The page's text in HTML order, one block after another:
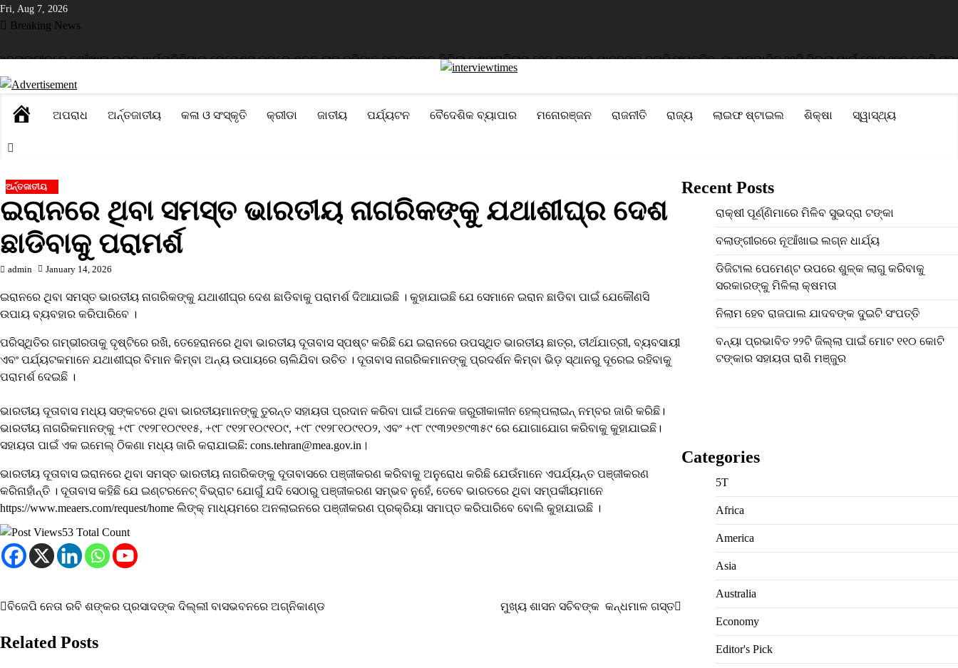
Skip
to
Fri, Aug 7, 2026
Breaking News
ନୂଆଁଖାଇ ଲଗ୍ନ ଧାର୍ଯ୍ୟଡିଜିଟାଲ ପେମେଣ୍ଟ ଉପରେ ଶୁଳ୍କ ଲାଗୁ କରିବାକୁ ସରକାରଙ୍କୁ ମିଳିଲା କ୍ଷମତାନିଲାମ ହେବ ରାଜପାଲ ଯାଦବଙ୍କ ଦୁଇଟି ସଂପତ୍ତିବନ୍ୟା ପ୍ରଭାବିତ ୨୨ଟି ଜିଲ୍ଲା ପାଇଁ ମୋଟ ୧୧୦ କୋଟି ଟଙ୍କାର
HOMEଅପରାଧ ଅର୍ନ୍ତଜାତୀୟ କଳା ଓ ସଂସ୍କୃତି କ୍ରୀଡା ଜାତୀୟ ପର୍ଯ୍ୟଟନ ବୈଦେଶିକ ବ୍ୟାପାର ମନୋରଞ୍ଜନ ରାଜନୀତି ରାଜ୍ୟ ଲାଇଫ ଷ୍ଟାଇଲ ଶିକ୍ଷା ସ୍ୱାସ୍ଥ୍ୟ
ଅର୍ନ୍ତଜାତୀୟ
ଇରାନରେ ଥିବା ସମସ୍ତ ଭାରତୀୟ ନାଗରିକଙ୍କୁ ଯଥାଶୀଘ୍ର ଦେଶ
ଛାଡିବାକୁ ପରାମର୍ଶ
admin January 14, 2026
ଇରାନରେ ଥିବା ସମସ୍ତ ଭାରତୀୟ ନାଗରିକଙ୍କୁ ଯଥାଶୀଘ୍ର ଦେଶ ଛାଡିବାକୁ ପରାମର୍ଶ ଦିଆଯାଇଛି । କୁହାଯାଇଛି ଯେ ସେମାନେ ଇରାନ ଛାଡିବା ପାଇଁ ଯେକୌଣସି
ଉପାୟ ବ୍ୟବହାର କରିପାରିବେ ।
ପରିସ୍ଥିତିର ଗମ୍ଭୀରତାକୁ ଦୃଷ୍ଟିରେ ରଖି, ତେହେରାନରେ ଥିବା ଭାରତୀୟ ଦୂତାବାସ ସ୍ପଷ୍ଟ କରିଛି ଯେ ଇରାନରେ ଉପସ୍ଥିତ ଭାରତୀୟ ଛାତ୍ର, ତୀର୍ଥଯାତ୍ରୀ, ବ୍ୟବସାୟୀ
ଏବଂ ପର୍ଯ୍ୟଟକମାନେ ଯଥାଶୀଘ୍ର ବିମାନ କିମ୍ବା ଅନ୍ୟ ଉପାୟରେ ଚାଲିଯିବା ଉଚିତ । ଦୂତାବାସ ନାଗରିକମାନଙ୍କୁ ପ୍ରଦର୍ଶନ କିମ୍ବା ଭିଡ଼ ସ୍ଥାନରୁ ଦୂରେଇ ରହିବାକୁ
ପରାମର୍ଶ ଦେଇଛି ।
ଭାରତୀୟ ଦୂତାବାସ ମଧ୍ୟ ସଙ୍କଟରେ ଥିବା ଭାରତୀୟମାନଙ୍କୁ ତୁରନ୍ତ ସହାୟତା ପ୍ରଦାନ କରିବା ପାଇଁ ଅନେକ ଜରୁରୀକାଳୀନ ହେଲ୍ପଲାଇନ୍ ନମ୍ବର ଜାରି କରିଛି।
ଭାରତୀୟ ନାଗରିକମାନଙ୍କୁ +୯୮ ୯୧୨୮୧୦୯୧୧୫, +୯୮ ୯୧୨୮୧୦୯୧୦୯, +୯୮ ୯୧୨୮୧୦୯୧୦୨, ଏବଂ +୯୮ ୯୯୩୨୧୭୯୩୫୯ ରେ ଯୋଗାଯୋଗ କରିବାକୁ କୁହାଯାଇଛି।
ସହାୟତା ପାଇଁ ଏକ ଇମେଲ୍ ଠିକଣା ମଧ୍ୟ ଜାରି କରାଯାଇଛି: cons.tehran@mea.gov.in।
ଭାରତୀୟ ଦୂତାବାସ ଇରାନରେ ଥିବା ସମସ୍ତ ଭାରତୀୟ ନାଗରିକଙ୍କୁ ଦୂତାବାସରେ ପଞ୍ଜୀକରଣ କରିବାକୁ ଅନୁରୋଧ କରିଛି ଯେଉଁମାନେ ଏପର୍ଯ୍ୟନ୍ତ ପଞ୍ଜୀକରଣ
କରିନାହାଁନ୍ତି । ଦୂତାବାସ କହିଛି ଯେ ଇଣ୍ଟରନେଟ୍ ବିଭ୍ରାଟ ଯୋଗୁଁ ଯଦି ସେଠାରୁ ପଞ୍ଜୀକରଣ ସମ୍ଭବ ନୁହେଁ, ତେବେ ଭାରତରେ ଥିବା ସମ୍ପର୍କୀୟମାନେ
https://www.meaers.com/request/home ଲିଙ୍କ୍ ମାଧ୍ୟମରେ ଅନଲାଇନରେ ପଞ୍ଜୀକରଣ ପ୍ରକ୍ରିୟା ସମାପ୍ତ କରିପାରିବେ ବୋଲି କୁହାଯାଇଛି ।
53 Total Count
Post
navigation
ବିଜେପି ନେତା ରବି ଶଙ୍କର ପ୍ରସାଦଙ୍କ ଦିଲ୍ଲୀ ବାସଭବନରେ ଅଗ୍ନିକାଣ୍ଡ ମୁଖ୍ୟ ଶାସନ ସଚିବଙ୍କ କନ୍ଧମାଳ ଗସ୍ତ
Related Posts
Recent Posts
ରାକ୍ଷୀ ପୂର୍ଣ୍ଣିମାରେ ମିଳିବ ସୁଭଦ୍ରା ଟଙ୍କା
ବଲାଙ୍ଗୀରରେ ନୂଆଁଖାଇ ଲଗ୍ନ ଧାର୍ଯ୍ୟ
ଡିଜିଟାଲ ପେମେଣ୍ଟ ଉପରେ ଶୁଳ୍କ ଲାଗୁ କରିବାକୁ
ସରକାରଙ୍କୁ ମିଳିଲା କ୍ଷମତା
ନିଲାମ ହେବ ରାଜପାଲ ଯାଦବଙ୍କ ଦୁଇଟି ସଂପତ୍ତି
ବନ୍ୟା ପ୍ରଭାବିତ ୨୨ଟି ଜିଲ୍ଲା ପାଇଁ ମୋଟ ୧୧୦ କୋଟି
ଟଙ୍କାର ସହାୟତା ରାଶି ମଞ୍ଜୁର
Categories
5T
Africa
America
Asia
Australia
Economy
Editor's Pick